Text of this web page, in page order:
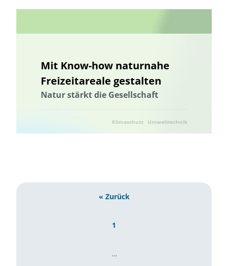
Mit Know-how naturnahe
Freizeitareale gestalten
Natur stärkt die Gesellschaft
Klimaschutz Umwelttechnik
« Zurück
1
…